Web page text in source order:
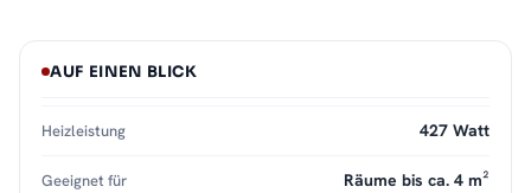
AUF EINEN BLICK
Heizleistung 427 Watt
Geeignet für Räume bis ca. 4 m²